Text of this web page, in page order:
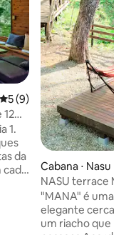
5 de uma avaliação média
5 (9)
12
e
da
cada
Cabana ⋅ Nasu
NASU terrace
floresta,
e glamping
"MANA" é uma
elegante cercada
um riacho que